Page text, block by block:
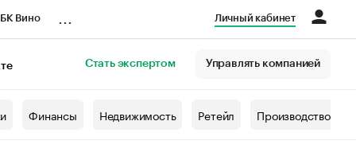
Вино Личный кабинет
Стать экспертом Управлять компанией
Финансы Недвижимость Ретейл Производство